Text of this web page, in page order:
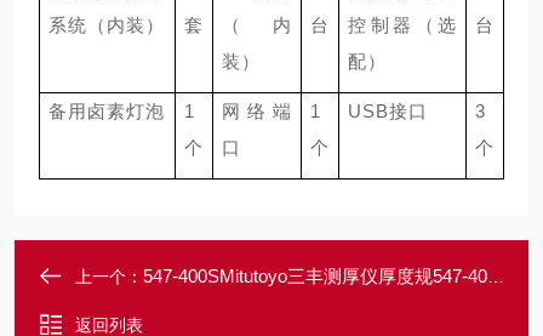
系统（内装）
套
（内
装）
台
控制器（选
配）
台
备用卤素灯泡
1
个
网络端
口
1
个
USB接口
3
个
上一个： 547-400SMitutoyo三丰测厚仪厚度规547-401A
返回列表